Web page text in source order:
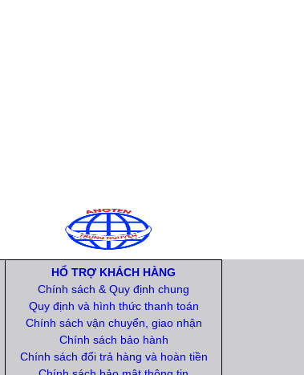
HỔ TRỢ KHÁCH HÀNG
Chính sách & Quy định chung
Quy định và hình thức thanh toán
Chính sách vận chuyển, giao nhận
Chính sách bảo hành
Chính sách đổi trả hàng và hoàn tiền